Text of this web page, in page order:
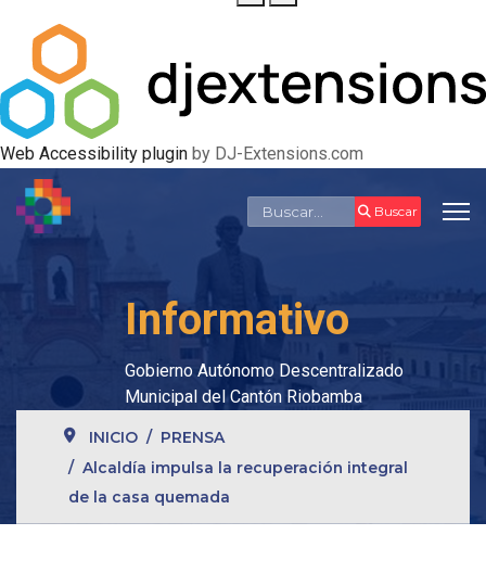
Web Accessibility plugin by DJ-Extensions.com
Buscar Buscar
Informativo
Gobierno Autónomo Descentralizado
Municipal del Cantón Riobamba
INICIO
PRENSA
Alcaldía impulsa la recuperación integral
de la casa quemada